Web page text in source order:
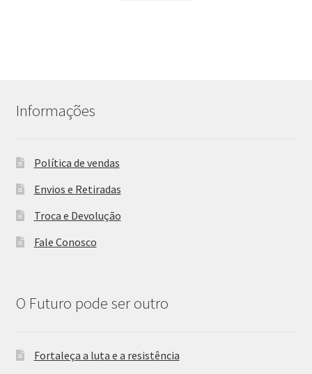
Informações
Política de vendas
Envios e Retiradas
Troca e Devolução
Fale Conosco
O Futuro pode ser outro
Fortaleça a luta e a resistência